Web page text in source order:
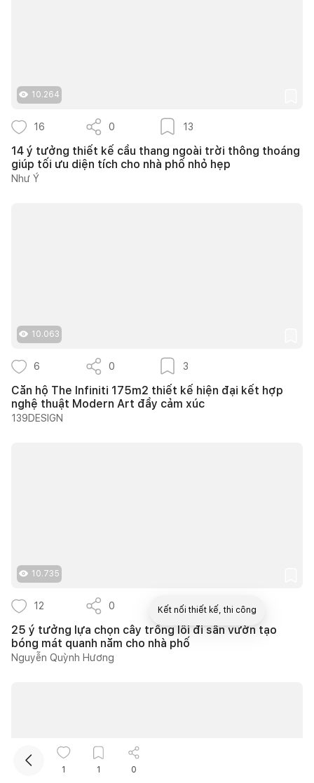
10.264
16 0 13
14 ý tưởng thiết kế cầu thang ngoài trời thông thoáng
giúp tối ưu diện tích cho nhà phố nhỏ hẹp
Như Ý
10.063
6 0 3
Căn hộ The Infiniti 175m2 thiết kế hiện đại kết hợp
nghệ thuật Modern Art đầy cảm xúc
139DESIGN
10.735
12 0 9
25 ý tưởng lựa chọn cây trồng lối đi sân vườn tạo
bóng mát quanh năm cho nhà phố
Nguyễn Quỳnh Hương
1 1 0
Kết nối thiết kế, thi công
Mua sắm hoàn thiện nhà